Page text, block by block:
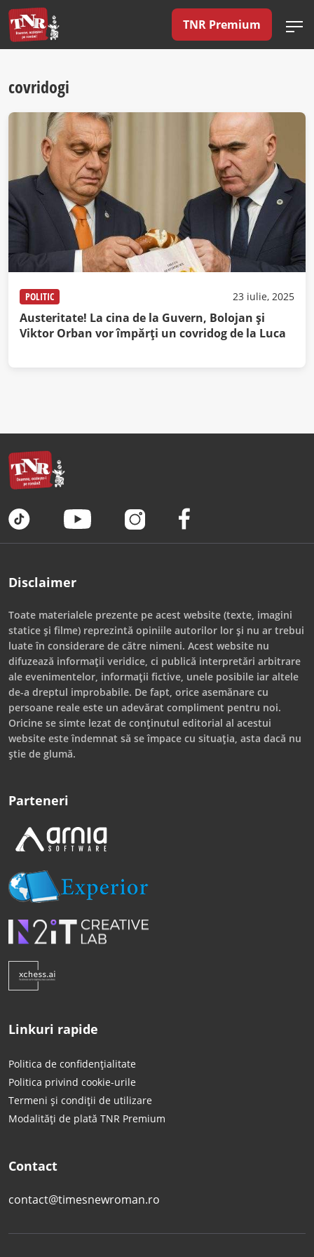
TNR Premium
covridogi
POLITIC 23 iulie, 2025
Austeritate! La cina de la Guvern, Bolojan şi
Viktor Orban vor împărţi un covridog de la Luca
Disclaimer
Toate materialele prezente pe acest website (texte, imagini
statice și filme) reprezintă opiniile autorilor lor și nu ar trebui
luate în considerare de către nimeni. Acest website nu
difuzează informații veridice, ci publică interpretări arbitrare
ale evenimentelor, informații fictive, unele posibile iar altele
de-a dreptul improbabile. De fapt, orice asemănare cu
persoane reale este un adevărat compliment pentru noi.
Oricine se simte lezat de conținutul editorial al acestui
website este îndemnat să se împace cu situația, asta dacă nu
știe de glumă.
Parteneri
Linkuri rapide
Politica de confidențialitate
Politica privind cookie-urile
Termeni și condiții de utilizare
Modalități de plată TNR Premium
Contact
contact@timesnewroman.ro